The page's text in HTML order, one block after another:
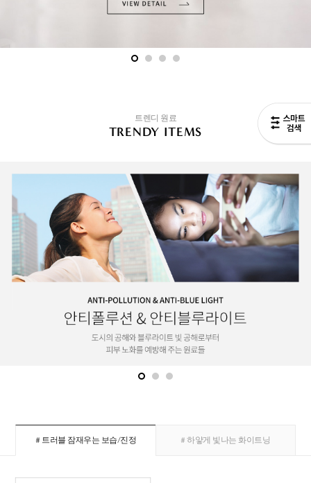
트렌디 원료
TRENDY ITEMS
# 트러블 잠재우는 보습/진정 # 하얗게 빛나는 화이트닝